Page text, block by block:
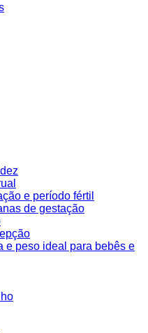
e período fértil
de gestação
e peso ideal para bebês e